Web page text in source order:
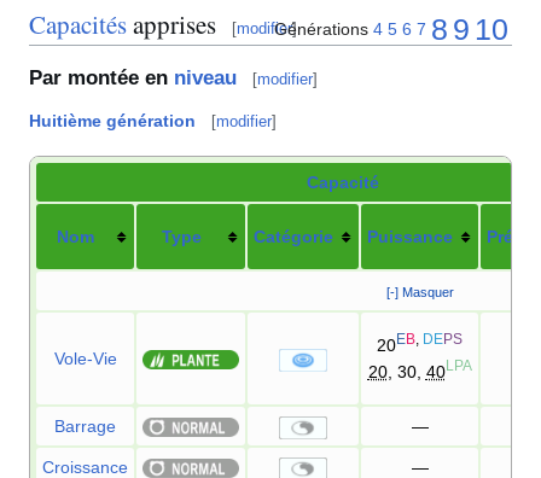
Capacitésapprises [modifier]
Générations 4 5 6 7 8 9 10
Par montée en niveau [modifier]
Huitième génération [modifier]
Capacité
Nom Type Catégorie Puissance
[-] Masquer
Vole-Vie
20EB DEPS
20, 30, 40 LPA
Barrage —
Croissance —